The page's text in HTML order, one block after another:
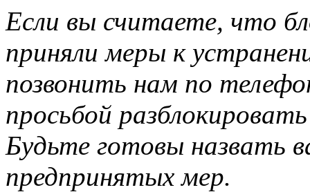
Если вы считаете, что
приняли меры к
позвонить нам по
просьбой
Будьте готовы назвать
предпринятых мер.